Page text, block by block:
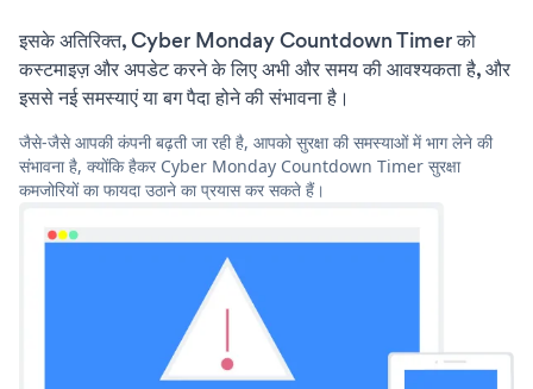
इसके अतिरिक्त, Cyber Monday Countdown Timer को
कस्टमाइज़ और अपडेट करने के लिए अभी और समय की आवश्यकता है, और
इससे नई समस्याएं या बग पैदा होने की संभावना है।
जैसे-जैसे आपकी कंपनी बढ़ती जा रही है, आपको सुरक्षा की समस्याओं में भाग लेने की
संभावना है, क्योंकि हैकर Cyber Monday Countdown Timer सुरक्षा
कमजोरियों का फायदा उठाने का प्रयास कर सकते हैं।